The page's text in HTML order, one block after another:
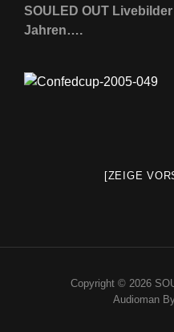
SOULED OUT
Jahren….
[ZEIGE
Copyright © 2026
Audioman